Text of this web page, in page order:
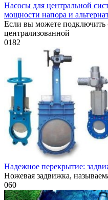
Насосы для центральной
мощности напора и
Если вы можете подключить
централизованной
0182
Надежное перекрытие:
Ножевая задвижка,
060